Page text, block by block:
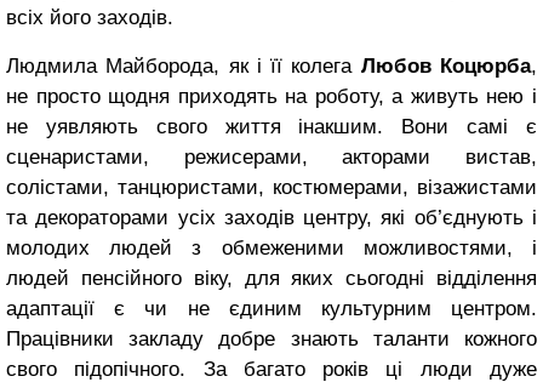
всіх його заходів.
Людмила Майборода, як і її колега Любов Коцюрба,
не просто щодня приходять на роботу, а живуть нею і
не уявляють свого життя інакшим. Вони самі є
сценаристами, режисерами, акторами вистав,
солістами, танцюристами, костюмерами, візажистами
та декораторами усіх заходів центру, які об’єднують і
молодих людей з обмеженими можливостями, і
людей пенсійного віку, для яких сьогодні відділення
адаптації є чи не єдиним культурним центром.
Працівники закладу добре знають таланти кожного
свого підопічного. За багато років ці люди дуже